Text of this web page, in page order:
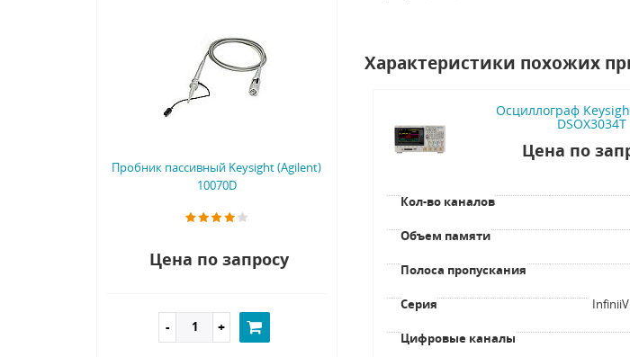
Пробник пассивный Keysight (Agilent)
10070D
Цена по запросу
Характеристики похожих
Осциллограф
DSOX3034T
Цена по
Кол-во каналов
Объем памяти
Полоса пропускания
Серия
Цифровые каналы